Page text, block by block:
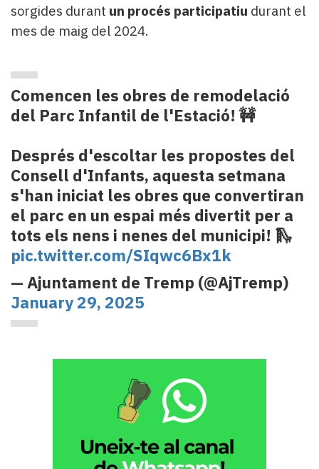
sorgides durant un procés participatiu durant el
mes de maig del 2024.
Comencen les obres de remodelació
del Parc Infantil de l'Estació! 🚧
Després d'escoltar les propostes del
Consell d'Infants, aquesta setmana
s'han iniciat les obres que convertiran
el parc en un espai més divertit per a
tots els nens i nenes del municipi! 🛝
pic.twitter.com/SIqwc6Bx1k
— Ajuntament de Tremp (@AjTremp)
January 29, 2025